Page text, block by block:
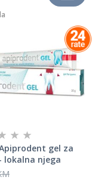
gel za
lokalna njega
desni